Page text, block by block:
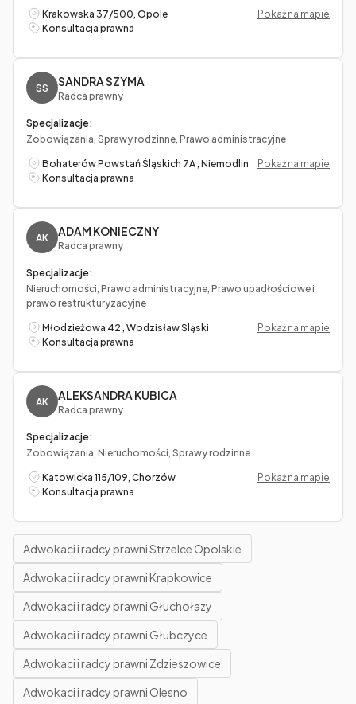
Krakowska 37/500, Opole
Pokaż na mapie
Konsultacja prawna
SS SANDRA SZYMA
Radca prawny
Specjalizacje:
Zobowiązania, Sprawy rodzinne, Prawo administracyjne
Bohaterów Powstań Śląskich 7A , Niemodlin
Pokaż na mapie
Konsultacja prawna
AK ADAM KONIECZNY
Radca prawny
Specjalizacje:
Nieruchomości, Prawo administracyjne, Prawo upadłościowe i
prawo restrukturyzacyjne
Młodzieżowa 42 , Wodzisław Śląski
Pokaż na mapie
Konsultacja prawna
AK ALEKSANDRA KUBICA
Radca prawny
Specjalizacje:
Zobowiązania, Nieruchomości, Sprawy rodzinne
Katowicka 115/109, Chorzów
Pokaż na mapie
Konsultacja prawna
Adwokaci i radcy prawni Strzelce Opolskie
Adwokaci i radcy prawni Krapkowice
Adwokaci i radcy prawni Głuchołazy
Adwokaci i radcy prawni Głubczyce
Adwokaci i radcy prawni Zdzieszowice
Adwokaci i radcy prawni Olesno